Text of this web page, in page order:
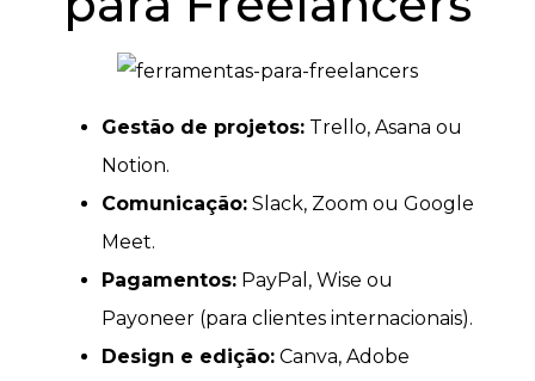
Gestão de projetos: Trello, Asana ou
Notion.
Comunicação: Slack, Zoom ou Google
Meet.
Pagamentos: PayPal, Wise ou
Payoneer (para clientes internacionais).
Design e edição: Canva, Adobe